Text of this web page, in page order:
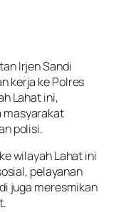
Irjen Sandi
kerja ke Polres
Lahat ini,
masyarakat
polisi.
wilayah Lahat ini
pelayanan
juga meresmikan